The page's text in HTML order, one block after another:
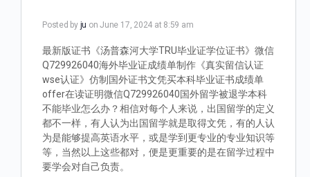
Posted by ju on June 17, 2024 at 8:59 am
最新版证书《汤普森河大学TRU毕业证学位证书》微信
Q729926040海外毕业证成绩单制作《真实留信认证
wse认证》仿制国外证书文凭买本科毕业证书成绩单
offer在读证明微信Q729926040国外留学被退学本科
不能毕业怎么办？相信对每个人来说，出国留学的定义
都不一样，有人认为出国留学就是取得文凭，有的人认
为是能够提高英语水平，或是学到更专业的专业知识等
等，当然以上这些都对，便是更重要的是在留学过程中
要学会对自己负责。